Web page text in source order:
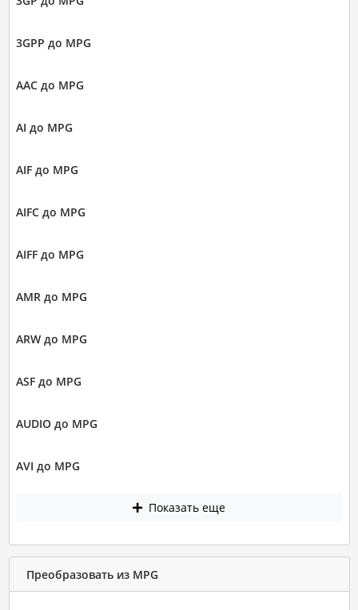
3GPP до MPG
AAC до MPG
AI до MPG
AIF до MPG
AIFC до MPG
AIFF до MPG
AMR до MPG
ARW до MPG
ASF до MPG
AUDIO до MPG
AVI до MPG
Показать еще
Преобразовать из MPG